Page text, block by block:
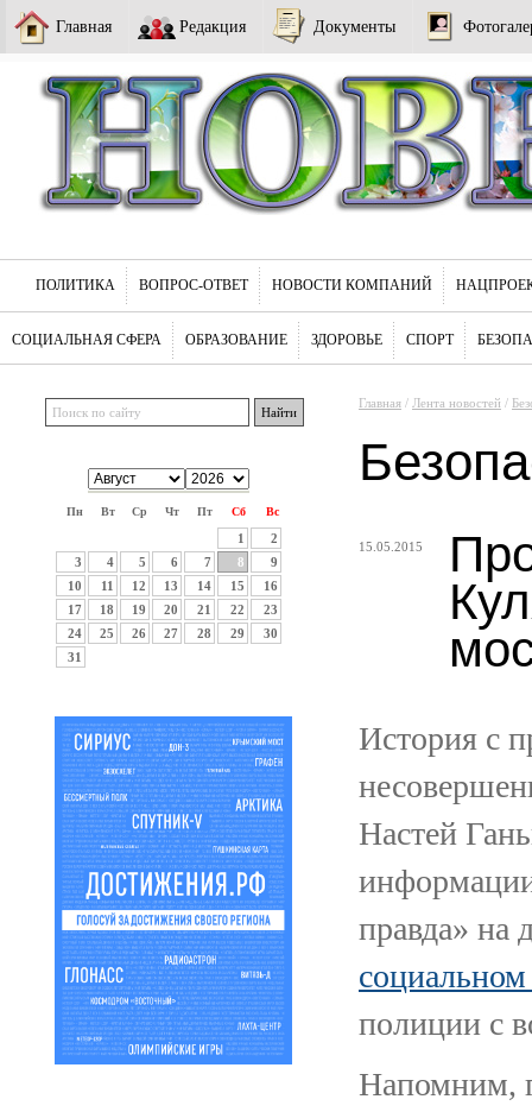
Главная Редакция Документы
ПОЛИТИКА ВОПРОС-ОТВЕТ НОВОСТИ КОМПАНИЙ
СОЦИАЛЬНАЯ СФЕРА ОБРАЗОВАНИЕ ЗДОРОВЬЕ СПОРТ
Пн Вт Ср Чт Пт Сб Вс
1
2
3
4 5 6 7 8
9
10
11 12 13 14 15
16
17
18 19 20 21 22
23
24
25 26 27 28 29
30
31
Главная / Лента новостей /
15.05.2015
История с
Настей
правда» на
полиции с
Напомним,